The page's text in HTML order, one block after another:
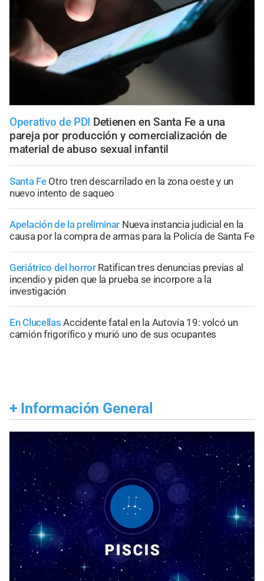
Operativo de PDI Detienen en Santa Fe a una
pareja por producción y comercialización de
material de abuso sexual infantil
Santa Fe Otro tren descarrilado en la zona oeste y un
nuevo intento de saqueo
Apelación de la preliminar Nueva instancia judicial en la
causa por la compra de armas para la Policía de Santa Fe
Geriátrico del horror Ratifican tres denuncias previas al
incendio y piden que la prueba se incorpore a la
investigación
En Clucellas Accidente fatal en la Autovía 19: volcó un
camión frigorífico y murió uno de sus ocupantes
+ Información General